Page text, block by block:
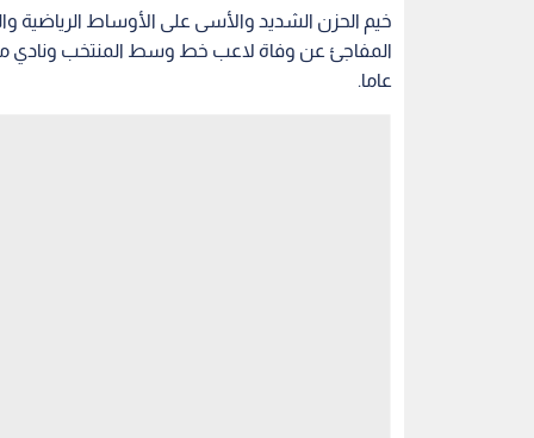
خيم الحزن الشديد والأسى على الأوساط الرياضية
عاما.